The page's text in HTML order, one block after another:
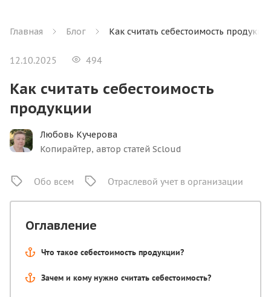
Главная Блог Как считать себестоимость
12.10.2025 494
Как считать себестоимость
продукции
Любовь Кучерова
Копирайтер, автор статей Scloud
Обо всем Отраслевой учет в организации
Оглавление
Что такое себестоимость продукции?
Зачем и кому нужно считать себестоимость?